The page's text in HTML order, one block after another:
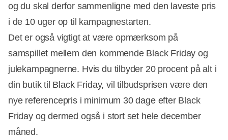
og du skal derfor sammenligne med den laveste pris
i de 10 uger op til kampagnestarten.
Det er også vigtigt at være opmærksom på
samspillet mellem den kommende Black Friday og
julekampagnerne. Hvis du tilbyder 20 procent på alt i
din butik til Black Friday, vil tilbudsprisen være den
nye referencepris i minimum 30 dage efter Black
Friday og dermed også i stort set hele december
måned.